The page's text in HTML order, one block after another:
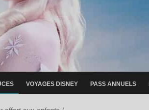
VOYAGES DISNEY PASS ANNUELS